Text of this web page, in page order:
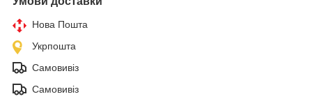
Нова Пошта
Укрпошта
Самовивіз
Самовивіз